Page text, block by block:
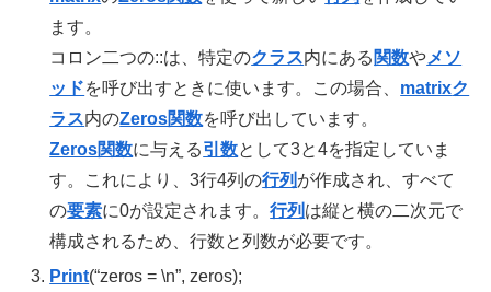
ます。
コロン二つの::は、特定のクラス内にある 関数やメソ
ッドを呼び出すときに使います。この場合、 matrixク
ラス内のZeros関数を呼び出しています。
Zeros関数に与える 引数として3と4を指定していま
す。これにより、3行4列の行列 が作成され、すべて
の要素に0が設定されます。行列 は縦と横の二次元で
構成されるため、行数と列数が必要です。
Print(“zeros = \n”, zeros);